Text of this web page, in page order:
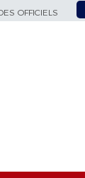
OFFICIELS